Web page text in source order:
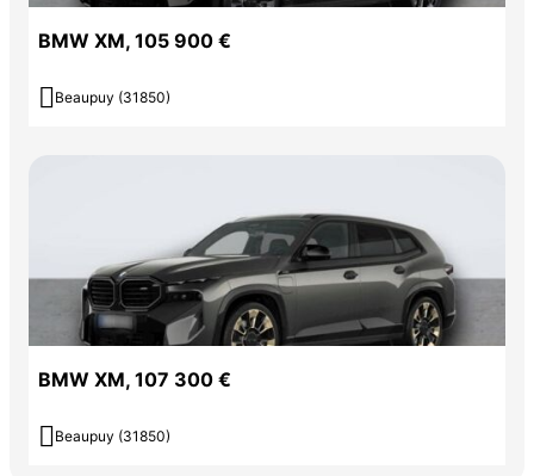
BMW XM, 105 900 €
 Beaupuy (31850)
BMW XM, 107 300 €
 Beaupuy (31850)